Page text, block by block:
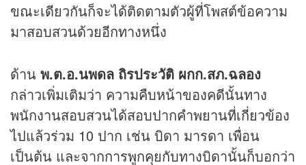
ขณะเดียวกันก็จะได้ติดตามตัวผู้ที่โพสต์ข้อความ
มาสอบสวนด้วยอีกทางหนึ่ง
ด้าน พ.ต.อ.นพดล ถิรประวัติ ผกก.สภ.ฉลอง
กล่าวเพิ่มเติมว่า ความคืบหน้าของคดีนั้นทาง
พนักงานสอบสวนได้สอบปากคำพยานที่เกี่ยวข้อง
ไปแล้วร่วม 10 ปาก เช่น บิดา มารดา เพื่อน
เป็นต้น และจากการพูกคุยกับทางบิดานั้นก็บอกว่า